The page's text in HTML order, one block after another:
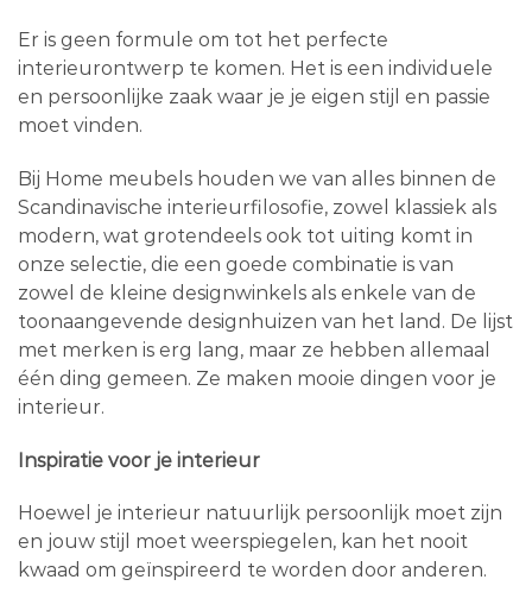
Er is geen formule om tot het perfecte
interieurontwerp te komen. Het is een individuele
en persoonlijke zaak waar je je eigen stijl en passie
moet vinden.
Bij Home meubels houden we van alles binnen de
Scandinavische interieurfilosofie, zowel klassiek als
modern, wat grotendeels ook tot uiting komt in
onze selectie, die een goede combinatie is van
zowel de kleine designwinkels als enkele van de
toonaangevende designhuizen van het land. De lijst
met merken is erg lang, maar ze hebben allemaal
één ding gemeen. Ze maken mooie dingen voor je
interieur.
Inspiratie voor je interieur
Hoewel je interieur natuurlijk persoonlijk moet zijn
en jouw stijl moet weerspiegelen, kan het nooit
kwaad om geïnspireerd te worden door anderen.